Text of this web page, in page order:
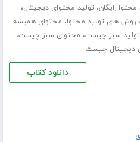
رایگان، تولید محتوای دیجیتال،
،روش های تولید محتوا، محتوای همیشه
تولید سبز چیست، محتوای سبز چیست،
دیجیتال چیست
دانلود کتاب